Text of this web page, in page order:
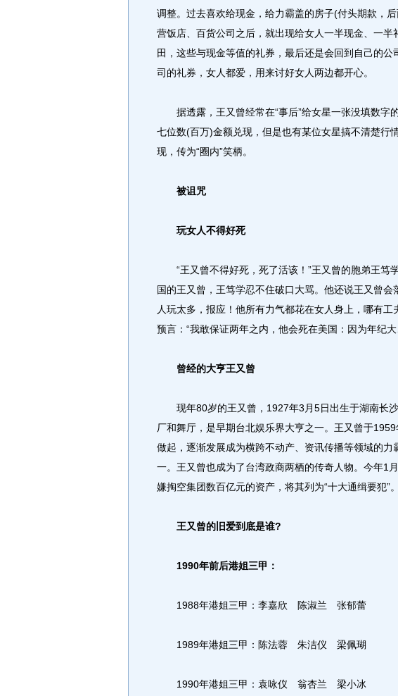
调整。过去喜欢给现金，给力霸盖的房子(付头期款，
营饭店、百货公司之后，就出现给女人一半现金、一半
田，这些与现金等值的礼券，最后还是会回到自己的
司的礼券，女人都爱，用来讨好女人两边都开心。
据透露，王又曾经常在“事后”给女星一张没填数字
七位数(百万)金额兑现，但是也有某位女星搞不清楚行
现，传为“圈内”笑柄。
被诅咒
玩女人不得好死
“王又曾不得好死，死了活该！”王又曾的胞弟王笃
国的王又曾，王笃学忍不住破口大骂。他还说王又曾会
人玩太多，报应！他所有力气都花在女人身上，哪有工
预言：“我敢保证两年之内，他会死在美国：因为年纪
曾经的大亨王又曾
现年80岁的王又曾，1927年3月5日出生于湖南长沙
厂和舞厅，是早期台北娱乐界大亨之一。王又曾于
做起，逐渐发展成为横跨不动产、资讯传播等领域的力
一。王又曾也成为了台湾政商两栖的传奇人物。今年1
嫌掏空集团数百亿元的资产，将其列为“十大通缉要犯”。
王又曾的旧爱到底是谁?
1990年前后港姐三甲：
1988年港姐三甲：李嘉欣 陈淑兰 张郁蕾
1989年港姐三甲：陈法蓉 朱洁仪 梁佩瑚
1990年港姐三甲：袁咏仪 翁杏兰 梁小冰